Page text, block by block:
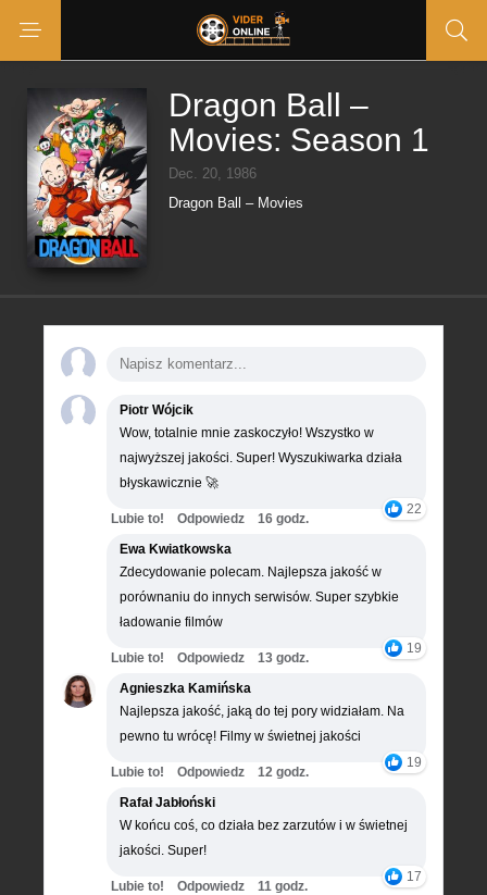
Dragon Ball –
Movies: Season 1
Dec. 20, 1986
Dragon Ball – Movies
Piotr Wójcik
Wow, totalnie mnie zaskoczyło! Wszystko w
najwyższej jakości. Super! Wyszukiwarka działa
błyskawicznie 🚀
22
Lubie to! Odpowiedz
16 godz.
Ewa Kwiatkowska
Zdecydowanie polecam. Najlepsza jakość w
porównaniu do innych serwisów. Super szybkie
ładowanie filmów
19
Lubie to! Odpowiedz
13 godz.
Agnieszka Kamińska
Najlepsza jakość, jaką do tej pory widziałam. Na
pewno tu wrócę! Filmy w świetnej jakości
19
Lubie to! Odpowiedz
12 godz.
Rafał Jabłoński
W końcu coś, co działa bez zarzutów i w świetnej
jakości. Super!
17
Lubie to! Odpowiedz
11 godz.